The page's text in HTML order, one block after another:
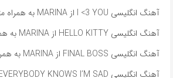
آهنگ انگلیسی I <3 YOU از MARINA به همراه متن و ترجمه مجزا
آهنگ انگلیسی HELLO KITTY از MARINA به همراه متن و ترجمه مجزا
آهنگ انگلیسی FINAL BOSS از MARINA به همراه متن و ترجمه مجزا